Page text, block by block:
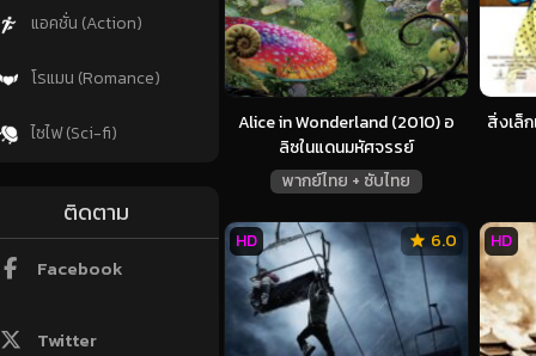
แอคชั่น (Action)
โรแมน (Romance)
ไซไฟ (Sci-fi)
ติดตาม
Facebook
Twitter
Alice in Wonderland (2010) อ
ลิซในแดนมหัศจรรย์
พากย์ไทย + ซับไทย
สิ่งเล็
6.0
HD HD